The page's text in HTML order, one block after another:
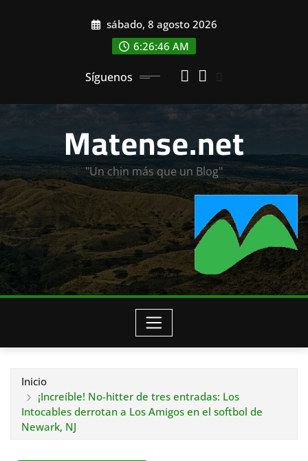
sábado, 8 agosto 2026
6:26:48 AM
Síguenos
Matense.net
"Un chin más que un Blog"
Inicio
¡Increíble! No-hitter de tres entradas: Los
Intocables derrotan a Los Amigos en el softbol de
Newark, NJ